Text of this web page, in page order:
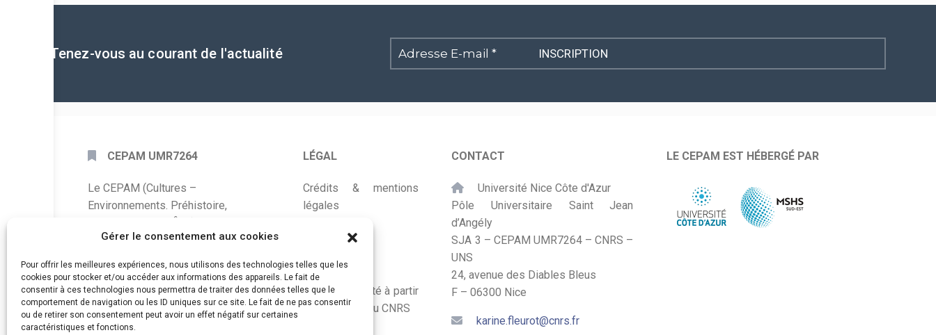
Gérer le consentement aux cookies
Pour offrir les meilleures expériences, nous utilisons des technologies telles que les
cookies pour stocker et/ou accéder aux informations des appareils. Le fait de
consentir à ces technologies nous permettra de traiter des données telles que le
comportement de navigation ou les ID uniques sur ce site. Le fait de ne pas consentir
ou de retirer son consentement peut avoir un effet négatif sur certaines
caractéristiques et fonctions.
Tenez-vous au courant de l'actualité
Adresse
E-
CEPAM UMR7264
Le CEPAM (Cultures –
Environnements. Préhistoire,
mixte de recherche CNRS – UNS qui
la connaissance des sociétés du
passé, de leurs modes de
fonctionnement, de leur évolution et
de leur relation à l’environnement.
LÉGAL
Crédits & mentions
légales
Plan du site
Accessibilité
Conçu et adapté à partir
du Kit Labos du CNRS
CONTACT
Université Nice Côte d'Azur
Pôle Universitaire Saint Jean
d’Angély
SJA 3 – CEPAM UMR7264 – CNRS –
UNS
24, avenue des Diables Bleus
F – 06300 Nice
karine.fleurot@cnrs.fr
LE CEPAM EST HÉBERGÉ PAR